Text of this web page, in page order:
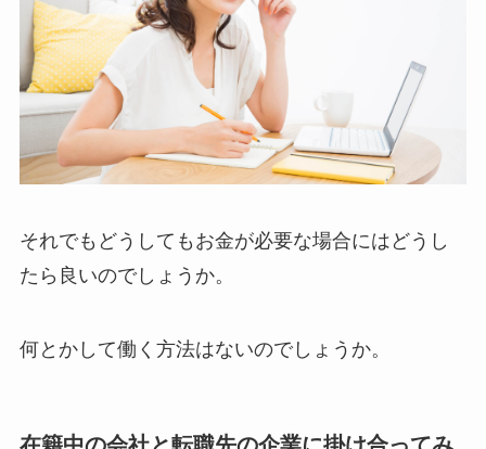
それでもどうしてもお金が必要な場合にはどうし
たら良いのでしょうか。
何とかして働く方法はないのでしょうか。